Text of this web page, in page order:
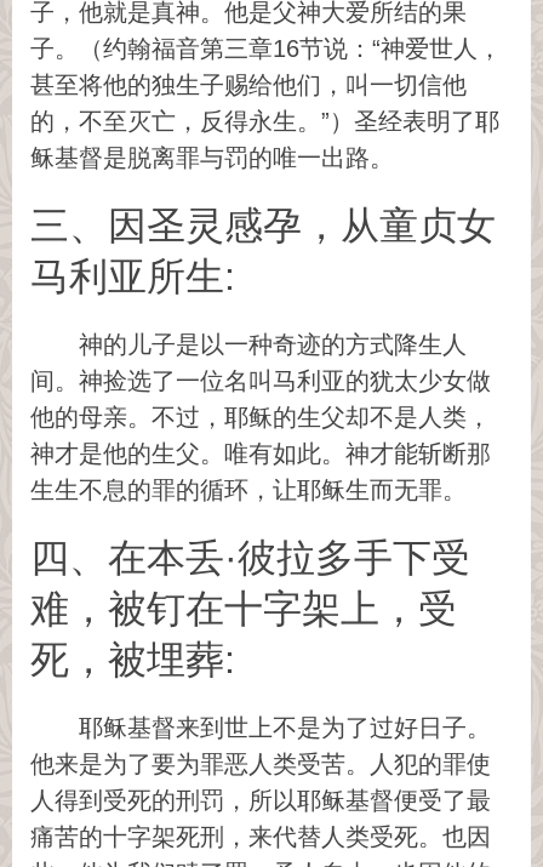
子，他就是真神。他是父神大爱所结的果
子。（约翰福音第三章16节说：“神爱世人，
甚至将他的独生子赐给他们，叫一切信他
的，不至灭亡，反得永生。”）圣经表明了耶
稣基督是脱离罪与罚的唯一出路。
三、因圣灵感孕，从童贞女
马利亚所生:
神的儿子是以一种奇迹的方式降生人
间。神捡选了一位名叫马利亚的犹太少女做
他的母亲。不过，耶稣的生父却不是人类，
神才是他的生父。唯有如此。神才能斩断那
生生不息的罪的循环，让耶稣生而无罪。
四、在本丢·彼拉多手下受
难，被钉在十字架上，受
死，被埋葬:
耶稣基督来到世上不是为了过好日子。
他来是为了要为罪恶人类受苦。人犯的罪使
人得到受死的刑罚，所以耶稣基督便受了最
痛苦的十字架死刑，来代替人类受死。也因